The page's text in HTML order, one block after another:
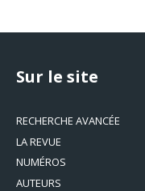
Sur le site
RECHERCHE AVANCÉE
LA REVUE
NUMÉROS
AUTEURS